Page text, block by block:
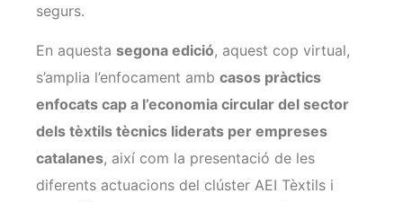
segurs.
En aquesta segona edició, aquest cop virtual,
s’amplia l’enfocament amb casos pràctics
enfocats cap a l’economia circular del sector
dels tèxtils tècnics liderats per empreses
catalanes, així com la presentació de les
diferents actuacions del clúster AEI Tèxtils i